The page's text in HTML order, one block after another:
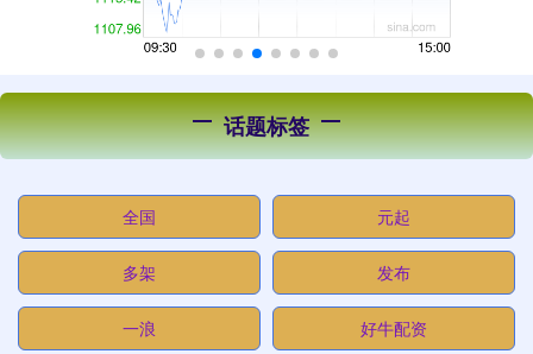
话题标签
全国 元起
多架 发布
一浪 好牛配资